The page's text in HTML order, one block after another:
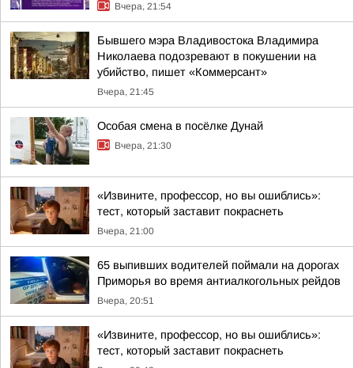
Вчера, 21:54
Бывшего мэра Владивостока Владимирa
Николаева подозревают в покушении на
убийство, пишет «Коммерсант»
Вчера, 21:45
Особая смена в посёлке Дунай
Вчера, 21:30
«Извините, профессор, но вы ошиблись»:
тест, который заставит покраснеть
Вчера, 21:00
65 выпивших водителей поймали на дорогах
Приморья во время антиалкогольных рейдов
Вчера, 20:51
«Извините, профессор, но вы ошиблись»:
тест, который заставит покраснеть